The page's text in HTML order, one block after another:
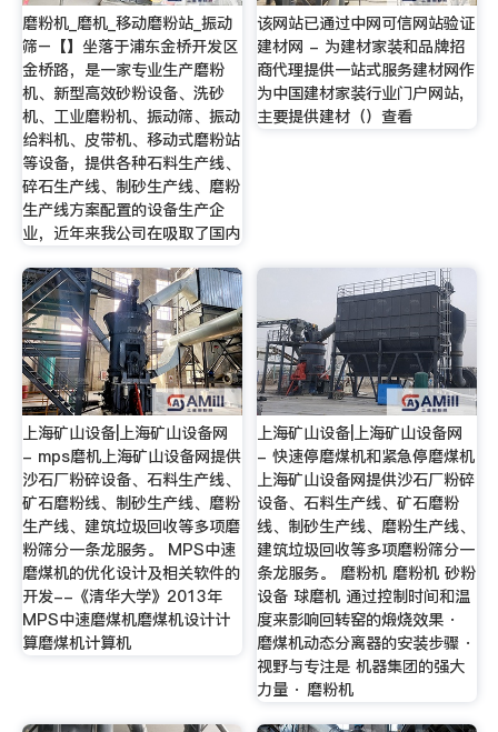
磨粉机_磨机_移动磨粉站_振动
筛–【】坐落于浦东金桥开发区
金桥路，是一家专业生产磨粉
机、新型高效砂粉设备、洗砂
机、工业磨粉机、振动筛、振动
给料机、皮带机、移动式磨粉站
等设备，提供各种石料生产线、
碎石生产线、制砂生产线、磨粉
生产线方案配置的设备生产企
业，近年来我公司在吸取了国内
该网站已通过中网可信网站验证
建材网 - 为建材家装和品牌招
商代理提供一站式服务建材网作
为中国建材家装行业门户网站,
主要提供建材（）查看
上海矿山设备|上海矿山设备网
- mps磨机上海矿山设备网提供
沙石厂粉碎设备、石料生产线、
矿石磨粉线、制砂生产线、磨粉
生产线、建筑垃圾回收等多项磨
粉筛分一条龙服务。 MPS中速
磨煤机的优化设计及相关软件的
开发--《清华大学》2013年
MPS中速磨煤机磨煤机设计计
算磨煤机计算机
上海矿山设备|上海矿山设备网
- 快速停磨煤机和紧急停磨煤机
上海矿山设备网提供沙石厂粉碎
设备、石料生产线、矿石磨粉
线、制砂生产线、磨粉生产线、
建筑垃圾回收等多项磨粉筛分一
条龙服务。 磨粉机 磨粉机 砂粉
设备 球磨机 通过控制时间和温
度来影响回转窑的煅烧效果 ·
磨煤机动态分离器的安装步骤 ·
视野与专注是 机器集团的强大
力量 · 磨粉机